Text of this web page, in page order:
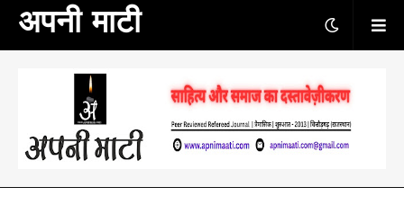
अपनी माटी